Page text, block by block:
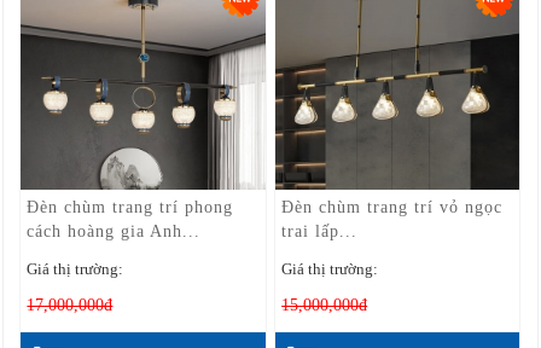
Đèn chùm trang trí phong
cách hoàng gia Anh...
Giá thị trường:
17,000,000đ
Đèn chùm trang trí vỏ ngọc
trai lấp...
Giá thị trường:
15,000,000đ